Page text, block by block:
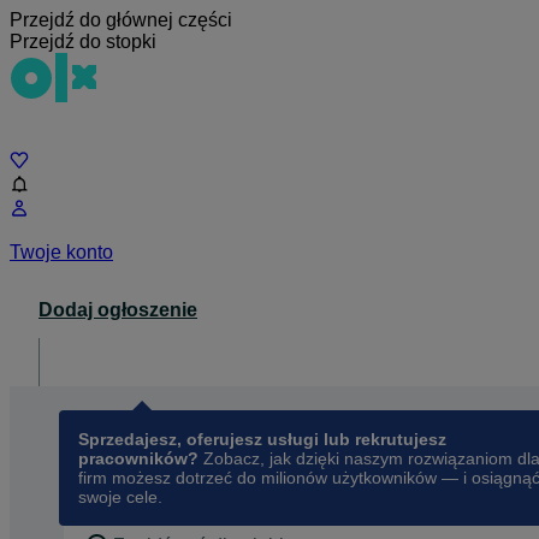
Przejdź do głównej części
Przejdź do stopki
Twoje konto
Dodaj ogłoszenie
Sprzedajesz, oferujesz usługi lub rekrutujesz
pracowników? Zobacz, jak dzięki naszym rozwiązaniom dla
firm możesz dotrzeć do milionów użytkowników — i osiągnąć
swoje cele.